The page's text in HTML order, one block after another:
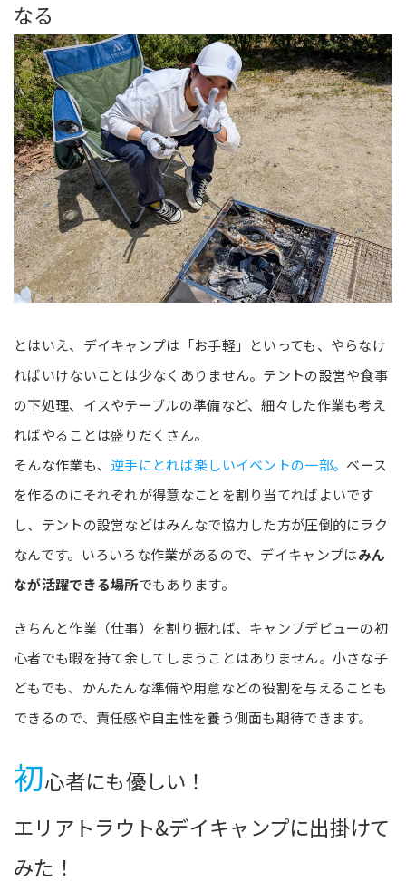
なる
とはいえ、デイキャンプは「お手軽」といっても、やらなけ
ればいけないことは少なくありません。テントの設営や食事
の下処理、イスやテーブルの準備など、細々した作業も考え
ればやることは盛りだくさん。
そんな作業も、 逆手にとれば楽しいイベントの一部。 ベース
を作るのにそれぞれが得意なことを割り当てればよいです
し、テントの設営などはみんなで協力した方が圧倒的にラク
なんです。いろいろな作業があるので、デイキャンプはみん
なが活躍できる場所でもあります。
きちんと作業（仕事）を割り振れば、キャンプデビューの初
心者でも暇を持て余してしまうことはありません。小さな子
どもでも、かんたんな準備や用意などの役割を与えることも
できるので、責任感や自主性を養う側面も期待できます。
初心者にも優しい！
エリアトラウト&デイキャンプに出掛けて
みた！